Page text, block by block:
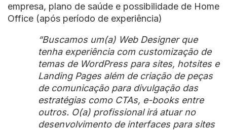
empresa, plano de saúde e possibilidade de Home
Office (após período de experiência)
“Buscamos um(a) Web Designer que
tenha experiência com customização de
temas de WordPress para sites, hotsites e
Landing Pages além de criação de peças
de comunicação para divulgação das
estratégias como CTAs, e-books entre
outros. O(a) profissional irá atuar no
desenvolvimento de interfaces para sites